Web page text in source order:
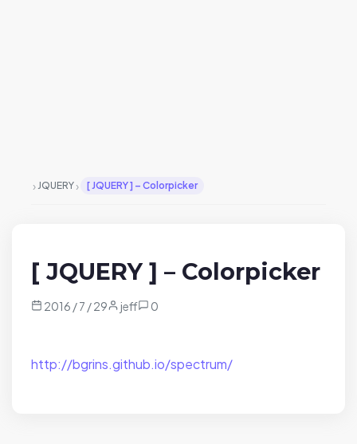
›JQUERY › [ JQUERY ] – Colorpicker
[ JQUERY ] – Colorpicker
2016 / 7 / 29 jeff 0
http://bgrins.github.io/spectrum/